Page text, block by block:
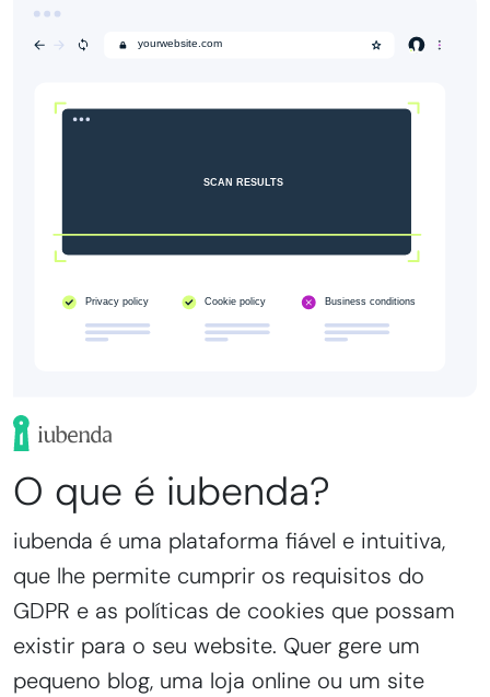
O que é iubenda?
iubenda é uma plataforma fiável e intuitiva,
que lhe permite cumprir os requisitos do
GDPR e as políticas de cookies que possam
existir para o seu website. Quer gere um
pequeno blog, uma loja online ou um site